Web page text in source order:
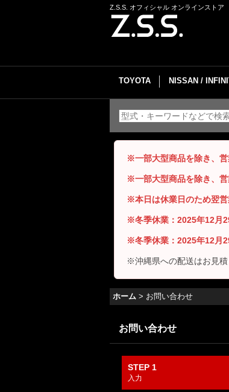
Z.S.S. オフィシャル オンラインストア
TOYOTA NISSAN /
※一部大型商品を除き、営
※一部大型商品を除き、営
※本日は休業日のため翌営
※冬季休業：2025年12月
※冬季休業：2025年12月
※沖縄県への配送はお見
ホーム > お問い合わせ
お問い合わせ
STEP 1
入力